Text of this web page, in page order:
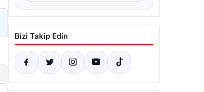
Bizi Takip Edin